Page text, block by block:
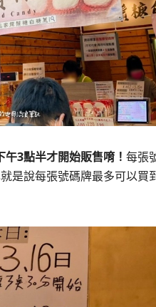
3點半才開始販售唷！ 每張
是說每張號碼牌最多可以買